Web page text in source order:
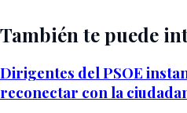
También te puede
Dirigentes del PSOE
reconectar con la